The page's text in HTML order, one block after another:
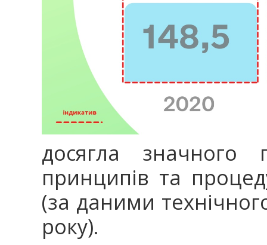
досягла значного
принципів та
(за даними
року).